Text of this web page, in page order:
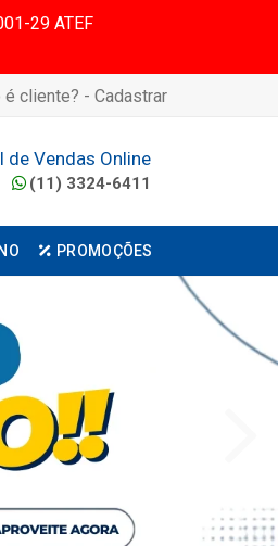
29 ATEF
é cliente? - Cadastrar
de Vendas Online
(11) 3324-6411
PROMOÇÕES